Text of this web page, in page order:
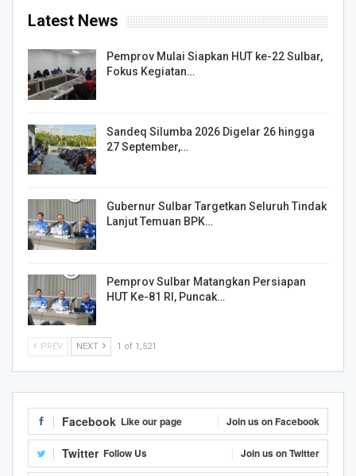
Latest News
Pemprov Mulai Siapkan HUT ke-22 Sulbar,
Fokus Kegiatan…
Sandeq Silumba 2026 Digelar 26 hingga
27 September,…
Gubernur Sulbar Targetkan Seluruh Tindak
Lanjut Temuan BPK…
Pemprov Sulbar Matangkan Persiapan
HUT Ke-81 RI, Puncak…
PREV NEXT 1 of 1,521
Facebook Like our page Join us on Facebook
Twitter Follow Us Join us on Twitter